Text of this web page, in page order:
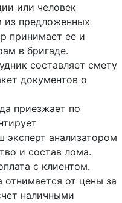
или человек
из предложенных
принимает ее и
в бригаде.
составляет смету
документов о
приезжает по
эксперт анализатором
и состав лома.
с клиентом.
отнимается от цены за
наличными